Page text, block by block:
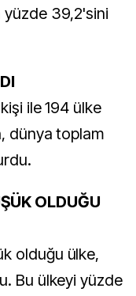
39,2'sini
ile 194 ülke
dünya toplam
OLDUĞU
olduğu ülke,
Bu ülkeyi yüzde